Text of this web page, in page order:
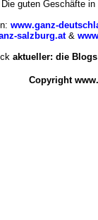
Die guten Geschäfte
www.ganz-
salzburg.at&
aktueller: die Blogs
Copyright